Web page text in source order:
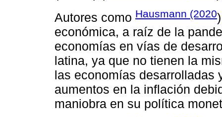
Autores como Hausmann (2020
económica, a raíz de la
economías en vías de
latina, ya que no tienen la
las economías desarrolladas
aumentos en la inflación
maniobra en su política